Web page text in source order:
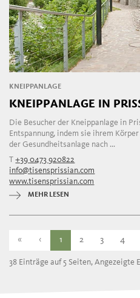
KNEIPPANLAGE
KNEIPPANLAGE IN
Die Besucher der Kneippanlage in
Entspannung, indem sie ihrem
der Gesundheitsanlage nach ...
T+39 0473 920822
info@tisensprissian.com
www.tisensprissian.com
MEHR LESEN
« ‹ 1 2 3 4
38 Einträge auf 5 Seiten, Angezeigte